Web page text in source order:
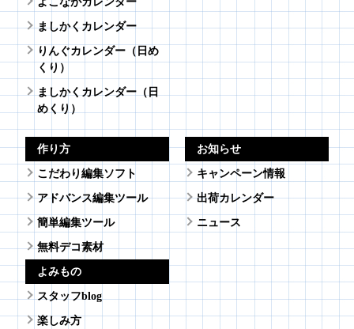
ましかくカレンダー
りんぐカレンダー（日め
くり）
ましかくカレンダー（日
めくり）
作り方
こだわり編集ソフト
アドバンス編集ツール
簡単編集ツール
無料デコ素材
よみもの
スタッフblog
楽しみ方
お知らせ
キャンペーン情報
出荷カレンダー
ニュース